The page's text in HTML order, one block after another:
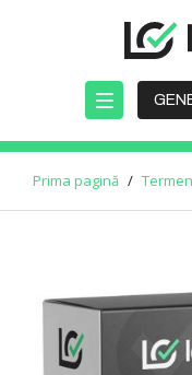
Prima pagină /